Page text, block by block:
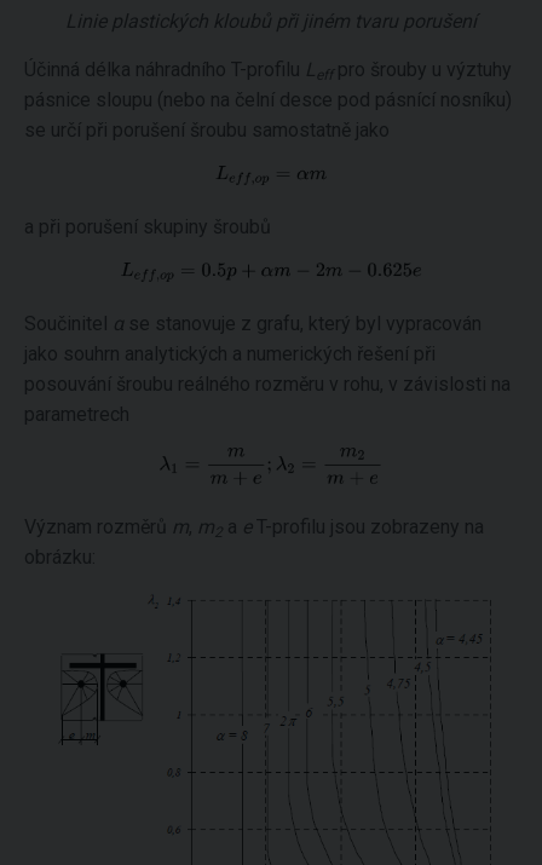
Linie plastických kloubů při jiném tvaru porušení
Účinná délka náhradního T-profilu L eff pro šrouby u výztuhy
pásnice sloupu (nebo na čelní desce pod pásnící nosníku)
se určí při porušení šroubu samostatně jako
a při porušení skupiny šroubů
Součinitel α se stanovuje z grafu, který byl vypracován
jako souhrn analytických a numerických řešení při
posouvání šroubu reálného rozměru v rohu, v závislosti na
parametrech
Význam rozměrů m, m2 a eT-profilu jsou zobrazeny na
obrázku: